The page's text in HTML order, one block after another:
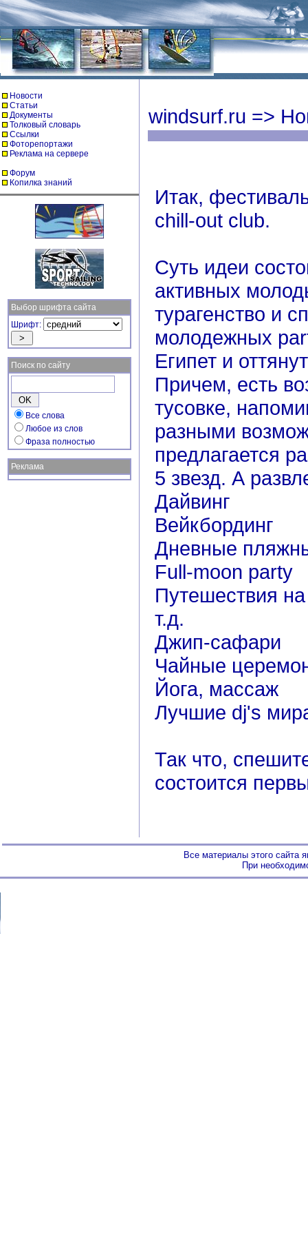
Новости
Статьи
Документы
Толковый словарь
Ссылки
Фоторепортажи
Реклама на сервере
Форум
Копилка знаний
Выбор шрифта сайта
Шрифт:
Поиск по сайту
Все слова
Любое из слов
Фраза полностью
Реклама
windsurf.ru =>
Итак,
сhill-out club.
Суть идеи
активных
турагенство и
молодежных
Египет и
Причем, есть
тусовке,
разными
предлагается
5 звезд. А
Дайвинг
Вейкбординг
Дневные
Full-moon party
Путешествия
т.д.
Джип-сафари
Чайные
Йога, массаж
Лучшие dj's
Так что,
состоится
Все материалы этого сайта
При